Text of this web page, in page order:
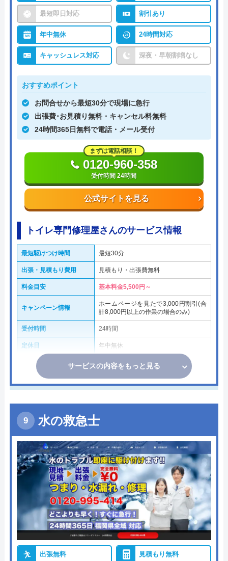
最短即日対応 割引あり
年中無休 24時間対応
キャッシュレス対応 深夜・早朝割増なし
おすすめポイント
お問合せから最短30分で現場に急行
出張費･お見積り無料・キャンセル料無料
24時間365日無料で電話・メール受付
公式サイトを見る
まずは電話相談！
0120-960-358
受付時間 24時間
トイレ専門修理屋さんのサービス情報
最短駆けつけ時間 最短30分
出張・見積もり費用 見積もり・出張費無料
料金目安 基本料金5,500円～
キャンペーン情報
ホームページを見たで3,000円割引(合
計8,000円以上の作業の場合のみ)
受付時間 24時間
定休日 年中無休
サービスの内容をもっと見る
水の救急士
出張無料 見積もり無料